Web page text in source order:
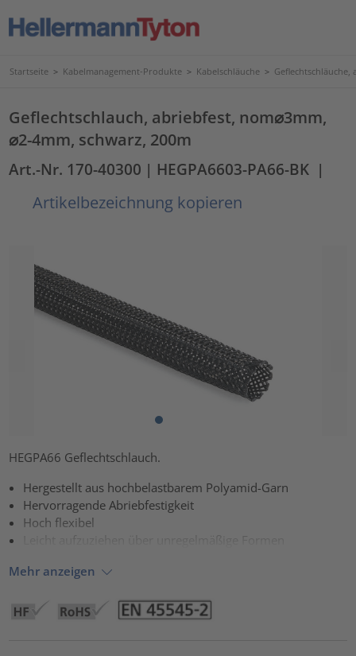
Startseite > Kabelmanagement-Produkte > Kabelschläuche > Geflechtschläuche,
Geflechtschlauch, abriebfest, nom⌀3mm,
⌀2-4mm, schwarz, 200m
Art.-Nr. 170-40300 | HEGPA6603-PA66-BK |
Artikelbezeichnung kopieren
HEGPA66 Geflechtschlauch.
Hergestellt aus hochbelastbarem Polyamid-Garn
Hervorragende Abriebfestigkeit
Hoch flexibel
Leicht aufzuziehen über unregelmäßige Formen
Mehr anzeigen